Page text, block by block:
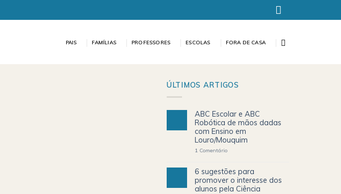
PAIS FAMÍLIAS PROFESSORES ESCOLAS FORA DE CASA
ÚLTIMOS ARTIGOS
ABC Escolar e ABC
Robótica de mãos dadas
com Ensino em
Louro/Mouquim
1 Comentário
6 sugestões para
promover o interesse dos
alunos pela Ciência